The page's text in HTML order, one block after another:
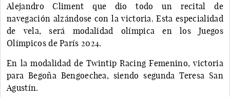
Alejandro Climent que dio todo un recital de
navegación alzándose con la victoria. Esta especialidad
de vela, será modalidad olímpica en los Juegos
Olímpicos de París 2024.
En la modalidad de Twintip Racing Femenino, victoria
para Begoña Bengoechea, siendo segunda Teresa San
Agustín.